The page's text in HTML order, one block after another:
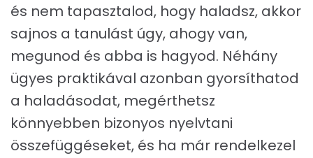
és nem tapasztalod, hogy haladsz, akkor
sajnos a tanulást úgy, ahogy van,
megunod és abba is hagyod. Néhány
ügyes praktikával azonban gyorsíthatod
a haladásodat, megérthetsz
könnyebben bizonyos nyelvtani
összefüggéseket, és ha már rendelkezel